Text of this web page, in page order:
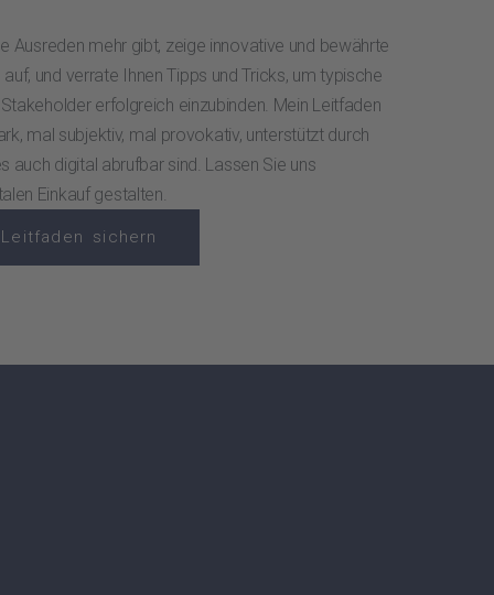
Ausreden mehr gibt, zeige innovative und bewährte
und verrate Ihnen Tipps und Tricks, um typische
erfolgreich einzubinden. Mein Leitfaden
mal subjektiv, mal provokativ, unterstützt durch
auch digital abrufbar sind. Lassen Sie uns
Einkauf gestalten.
Leitfaden sichern